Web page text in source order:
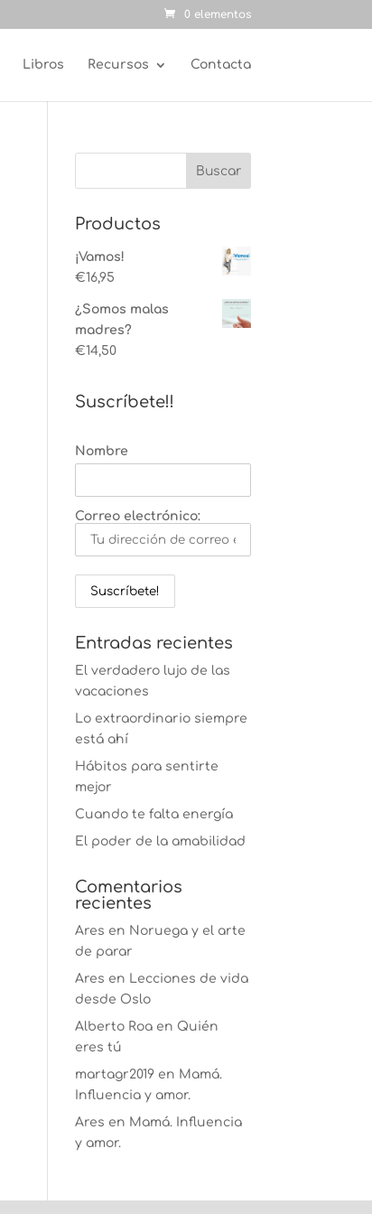
0 elementos
Libros Recursos Contacta
Productos
¡Vamos!
€16,95
¿Somos malas
madres?
€14,50
Suscríbete!!
Nombre
Correo electrónico:
Entradas recientes
El verdadero lujo de las
vacaciones
Lo extraordinario siempre
está ahí
Hábitos para sentirte
mejor
Cuando te falta energía
El poder de la amabilidad
Comentarios
recientes
Ares en Noruega y el arte
de parar
Ares en Lecciones de vida
desde Oslo
Alberto Roa en Quién
eres tú
martagr2019 en Mamá.
Influencia y amor.
Ares en Mamá. Influencia
y amor.